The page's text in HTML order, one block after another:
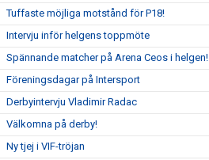
Tuffaste möjliga motstånd för P18!
Intervju inför helgens toppmöte
Spännande matcher på Arena Ceos i helgen!
Föreningsdagar på Intersport
Derbyintervju Vladimir Radac
Välkomna på derby!
Ny tjej i VIF-tröjan